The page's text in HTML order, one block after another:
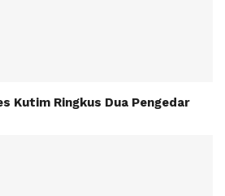
Kutim Ringkus Dua Pengedar